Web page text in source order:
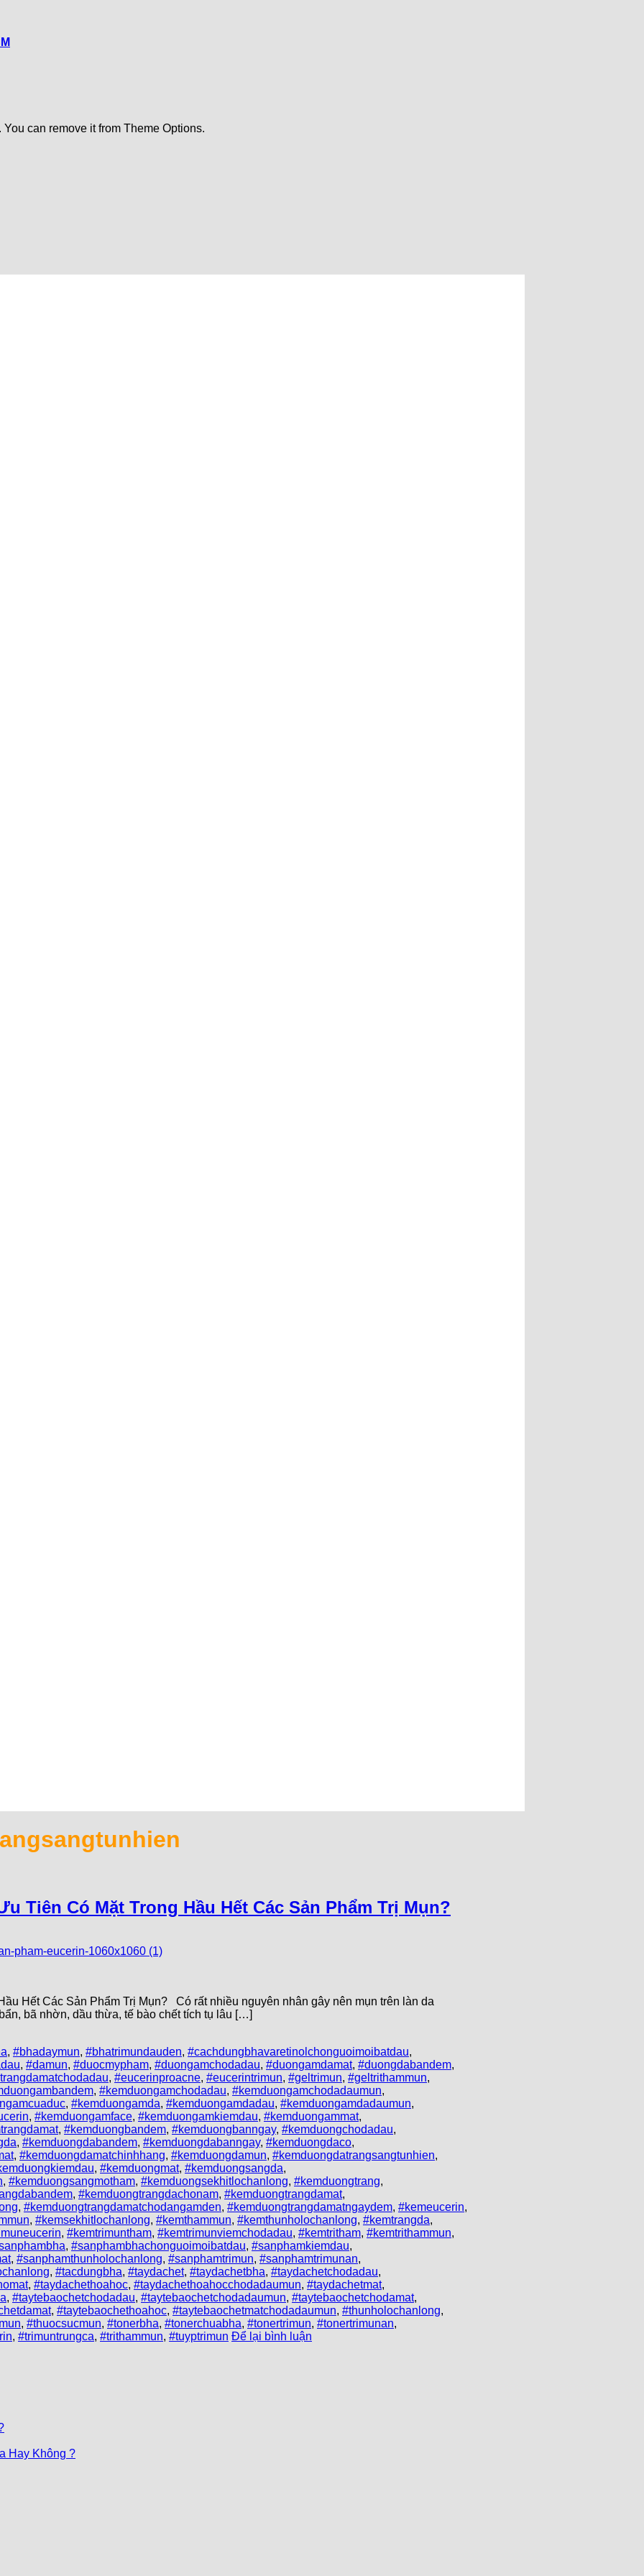
can remove it from Theme Options.
Tiên Có Mặt Trong Hầu Hết Các Sản Phẩm Trị Mụn?
Hết Các Sản Phẩm Trị Mụn? Có rất nhiều nguyên nhân gây nên mụn trên làn da
bã nhờn, dầu thừa, tế bào chết tích tụ lâu […]
, #bhadaymun, #bhatrimundauden, #cachdungbhavaretinolchonguoimoibatdau,
, #damun, #duocmypham, #duongamchodadau, #duongamdamat, #duongdabandem,
, #eucerinproacne, #eucerintrimun, #geltrimun, #geltrithammun,
, #kemduongamchodadau, #kemduongamchodadaumun,
, #kemduongamda, #kemduongamdadau, #kemduongamdadaumun,
, #kemduongamface, #kemduongamkiemdau, #kemduongammat,
, #kemduongbandem, #kemduongbanngay, #kemduongchodadau,
, #kemduongdabandem, #kemduongdabanngay, #kemduongdaco,
, #kemduongdamatchinhhang, #kemduongdamun, #kemduongdatrangsangtunhien,
, #kemduongmat, #kemduongsangda,
, #kemduongsangmotham, #kemduongsekhitlochanlong, #kemduongtrang,
, #kemduongtrangdachonam, #kemduongtrangdamat,
, #kemduongtrangdamatchodangamden, #kemduongtrangdamatngaydem, #kemeucerin,
, #kemsekhitlochanlong, #kemthammun, #kemthunholochanlong, #kemtrangda,
, #kemtrimuntham, #kemtrimunviemchodadau, #kemtritham, #kemtrithammun,
, #sanphambhachonguoimoibatdau, #sanphamkiemdau,
, #sanphamthunholochanlong, #sanphamtrimun, #sanphamtrimunan,
, #tacdungbha, #taydachet, #taydachetbha, #taydachetchodadau,
, #taydachethoahoc, #taydachethoahocchodadaumun, #taydachetmat,
, #taytebaochetchodadau, #taytebaochetchodadaumun, #taytebaochetchodamat,
, #taytebaochethoahoc, #taytebaochetmatchodadaumun, #thunholochanlong,
, #thuocsucmun, #tonerbha, #tonerchuabha, #tonertrimun, #tonertrimunan,
, #trimuntrungca, #trithammun, #tuyptrimun Để lại bình luận
Hay Không ?